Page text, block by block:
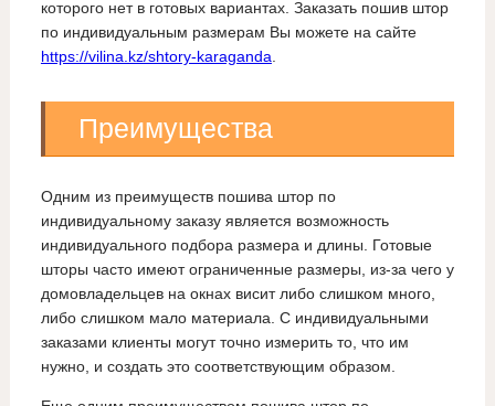
которого нет в готовых вариантах. Заказать пошив штор
по индивидуальным размерам Вы можете на сайте
https://vilina.kz/shtory-karaganda.
Преимущества
Одним из преимуществ пошива штор по
индивидуальному заказу является возможность
индивидуального подбора размера и длины. Готовые
шторы часто имеют ограниченные размеры, из-за чего у
домовладельцев на окнах висит либо слишком много,
либо слишком мало материала. С индивидуальными
заказами клиенты могут точно измерить то, что им
нужно, и создать это соответствующим образом.